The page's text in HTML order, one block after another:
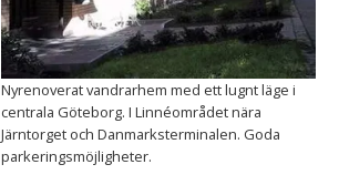
Nyrenoverat vandrarhem med ett lugnt läge i
centrala Göteborg. I Linnéområdet nära
Järntorget och Danmarksterminalen. Goda
parkeringsmöjligheter.